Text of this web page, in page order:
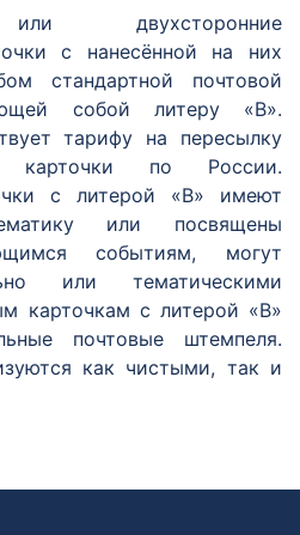
двухсторонние
с нанесённой на них
стандартной почтовой
собой литеру «В».
тарифу на пересылку
карточки по России.
с литерой «В» имеют
или посвящены
событиям, могут
или тематическими
карточкам с литерой «В»
почтовые штемпеля.
как чистыми, так и